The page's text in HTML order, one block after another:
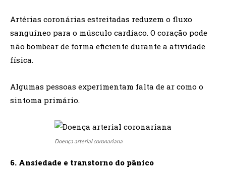
Artérias coronárias estreitadas reduzem o fluxo
sanguíneo para o músculo cardíaco. O coração pode
não bombear de forma eficiente durante a atividade
física.
Algumas pessoas experimentam falta de ar como o
sintoma primário.
Doença arterial coronariana
6. Ansiedade e transtorno do pânico